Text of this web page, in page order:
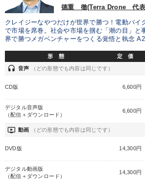
ondemand_video 経営音声・動画を探す
全国経営者セミナー収録物以外の経営教材（全
しいただけます
カテゴリー
全国経営者セミナー収録〈売れ筋・人気〉
【最新刊】精神科医・和田秀樹の「老いな
会社をつくる厳選講話
最新技術・トレンド
【最新刊】時代を超える経営150の言葉＋社
集２タイトル
德重 徹(Terra Drone 代表
クレイジーなやつだけが世界で勝つ！電動バイ
で市場を席巻。社会や市場を掴む「潮の目」と
界で勝つメガベンチャーをつくる覚悟と執念
形 態 定 価
headset 音声 （どの形態でも内容は同じです）
CD版 6,600円
デジタル音声版
（配信＋ダウンロード）
6,600円
ondemand_video 動画 （どの形態でも内容は同じです）
DVD版 14,300円
デジタル動画版
（配信＋ダウンロード）
14,300円